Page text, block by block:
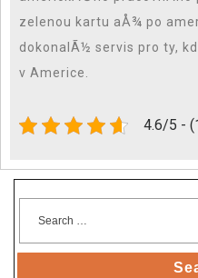
zelenou kartu aÅ¾ po
dokonalÃ½ servis pro ty,
v Americe.
4.6/5 -